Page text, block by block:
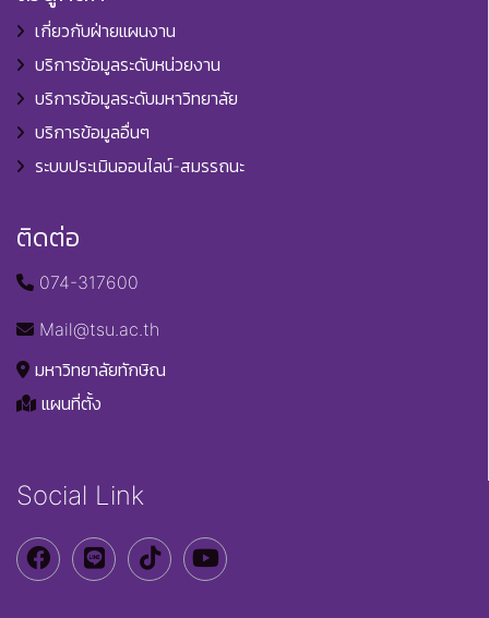
เกี่ยวกับฝ่ายแผนงาน
บริการข้อมูลระดับหน่วยงาน
บริการข้อมูลระดับมหาวิทยาลัย
บริการข้อมูลอื่นๆ
ระบบประเมินออนไลน์-สมรรถนะ
ติดต่อ
074-317600
Mail@tsu.ac.th
มหาวิทยาลัยทักษิณ
แผนที่ตั้ง
Social Link